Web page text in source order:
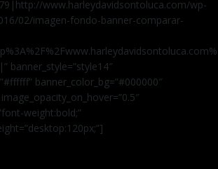
www.harleydavidsontoluca.com/wp-
02/imagen-fondo-banner-comparar-
banner_style=”style14″
banner_color_bg=”#000000″
weight:bold;”